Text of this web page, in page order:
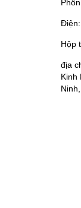
Hộp
địa
Kinh